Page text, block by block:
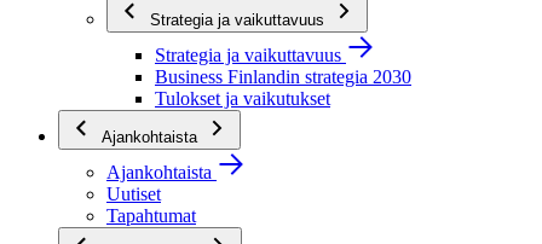
Strategia ja vaikuttavuus
Strategia ja vaikuttavuus
Business Finlandin strategia 2030
Tulokset ja vaikutukset
Ajankohtaista
Ajankohtaista
Uutiset
Tapahtumat